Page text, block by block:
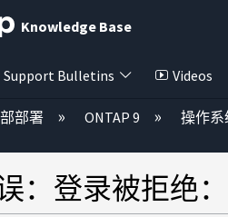
Knowledge Base
Support Bulletins Videos
局层次
部署 ONTAP 9 操作
：登录被拒绝